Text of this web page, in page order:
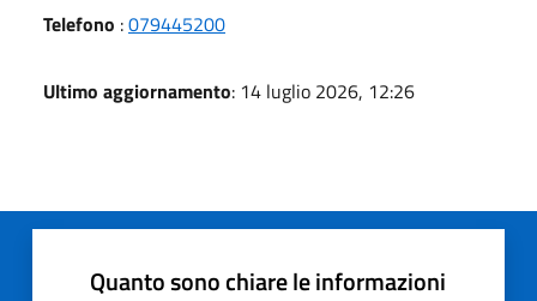
Telefono :079445200
Ultimo aggiornamento: 14 luglio 2026, 12:26
Quanto sono chiare le informazioni